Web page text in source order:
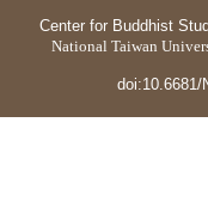
Center for Buddhist
National Taiwan
doi:10.6681/